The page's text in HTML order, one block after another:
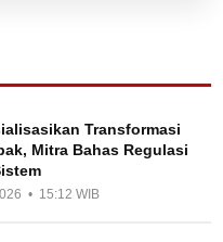
Transformasi
Mitra Bahas Regulasi
• 15:12 WIB